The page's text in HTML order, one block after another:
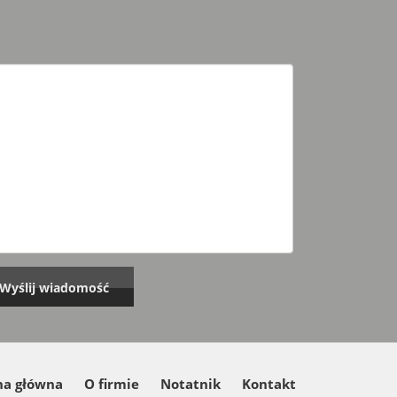
główna O firmie Notatnik Kontakt